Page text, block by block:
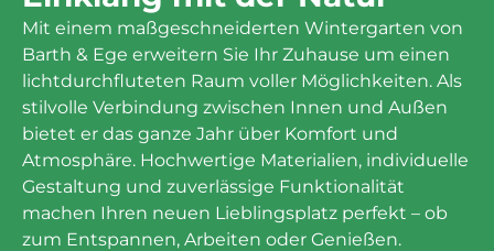
Mit einem maßgeschneiderten Wintergarten von
Barth & Ege erweitern Sie Ihr Zuhause um einen
lichtdurchfluteten Raum voller Möglichkeiten. Als
stilvolle Verbindung zwischen Innen und Außen
bietet er das ganze Jahr über Komfort und
Atmosphäre. Hochwertige Materialien, individuelle
Gestaltung und zuverlässige Funktionalität
machen Ihren neuen Lieblingsplatz perfekt – ob
zum Entspannen, Arbeiten oder Genießen.